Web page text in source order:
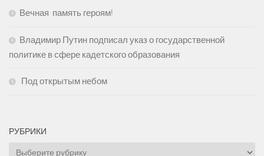
Вечная память героям!
Владимир Путин подписал указ о государственной
политике в сфере кадетского образования
Под открытым небом
РУБРИКИ
Рубрики